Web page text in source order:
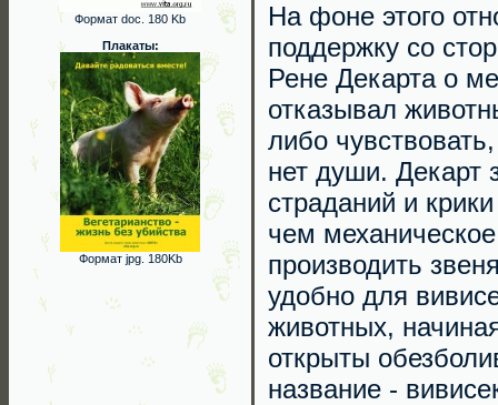
Формат doc. 180 Kb
Плакаты:
Формат jpg. 180Kb
На фоне этого
поддержку со
Рене Декарта о
отказывал
либо
нет души. Декарт
страданий и
чем
производить
удобно для
животных,
открыты
название -